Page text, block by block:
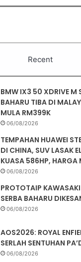
Recent
BMW IX3 50 XDRIVE M
BAHARU TIBA DI
MULA RM399K
06/08/2026
TEMPAHAN HUAWEI
DI CHINA, SUV LASAK
KUASA 586HP, HARGA
06/08/2026
PROTOTAIP
SERBA BAHARU
06/08/2026
AOS2026: ROYAL
SERLAH SENTUHAN
06/08/2026